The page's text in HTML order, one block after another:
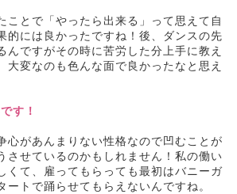
ことで「やったら出来る」って思えて自
的には良かったですね！後、ダンスの先
んですがその時に苦労した分上手に教え
大変なのも色んな面で良かったなと思え
す！
心があんまりない性格なので凹むことが
させているのかもしれません！私の働い
くて、雇ってもらっても最初はバニーガ
ートで踊らせてもらえないんですね。